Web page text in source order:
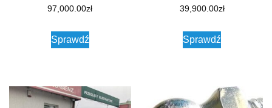
97,000.00zł
Sprawdź
39,900.00zł
Sprawdź